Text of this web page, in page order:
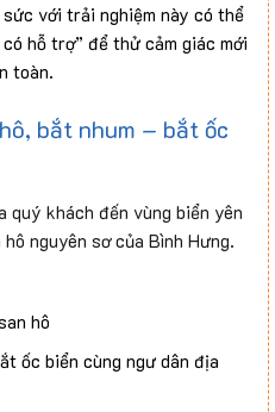
với trải nghiệm này có thể
hỗ trợ” để thử cảm giác mới
toàn.
bắt nhum – bắt ốc
quý khách đến vùng biển yên
nguyên sơ của Bình Hưng.
hô
ốc biển cùng ngư dân địa